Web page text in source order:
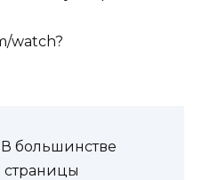
watch?
большинстве
страницы